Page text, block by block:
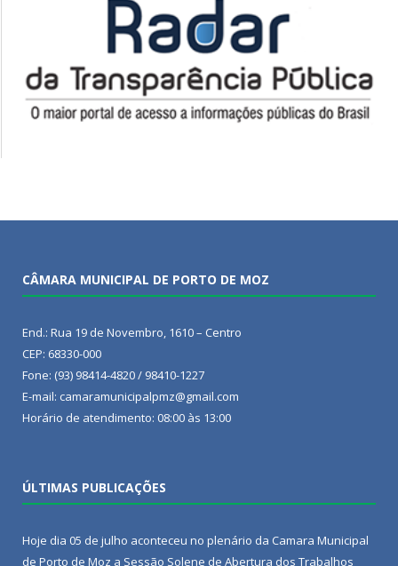
CÂMARA MUNICIPAL DE PORTO DE MOZ
End.: Rua 19 de Novembro, 1610 – Centro
CEP: 68330-000
Fone: (93) 98414-4820 / 98410-1227
E-mail: camaramunicipalpmz@gmail.com
Horário de atendimento: 08:00 às 13:00
ÚLTIMAS PUBLICAÇÕES
Hoje dia 05 de julho aconteceu no plenário da Camara Municipal
de Porto de Moz a Sessão Solene de Abertura dos Trabalhos